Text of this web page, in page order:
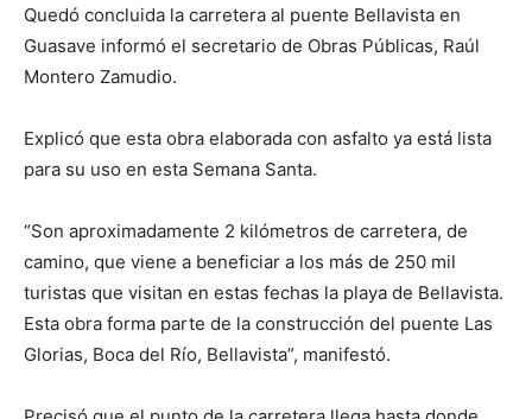
Quedó concluida la carretera al puente Bellavista en
Guasave informó el secretario de Obras Públicas, Raúl
Montero Zamudio.
Explicó que esta obra elaborada con asfalto ya está lista
para su uso en esta Semana Santa.
“Son aproximadamente 2 kilómetros de carretera, de
camino, que viene a beneficiar a los más de 250 mil
turistas que visitan en estas fechas la playa de Bellavista.
Esta obra forma parte de la construcción del puente Las
Glorias, Boca del Río, Bellavista”, manifestó.